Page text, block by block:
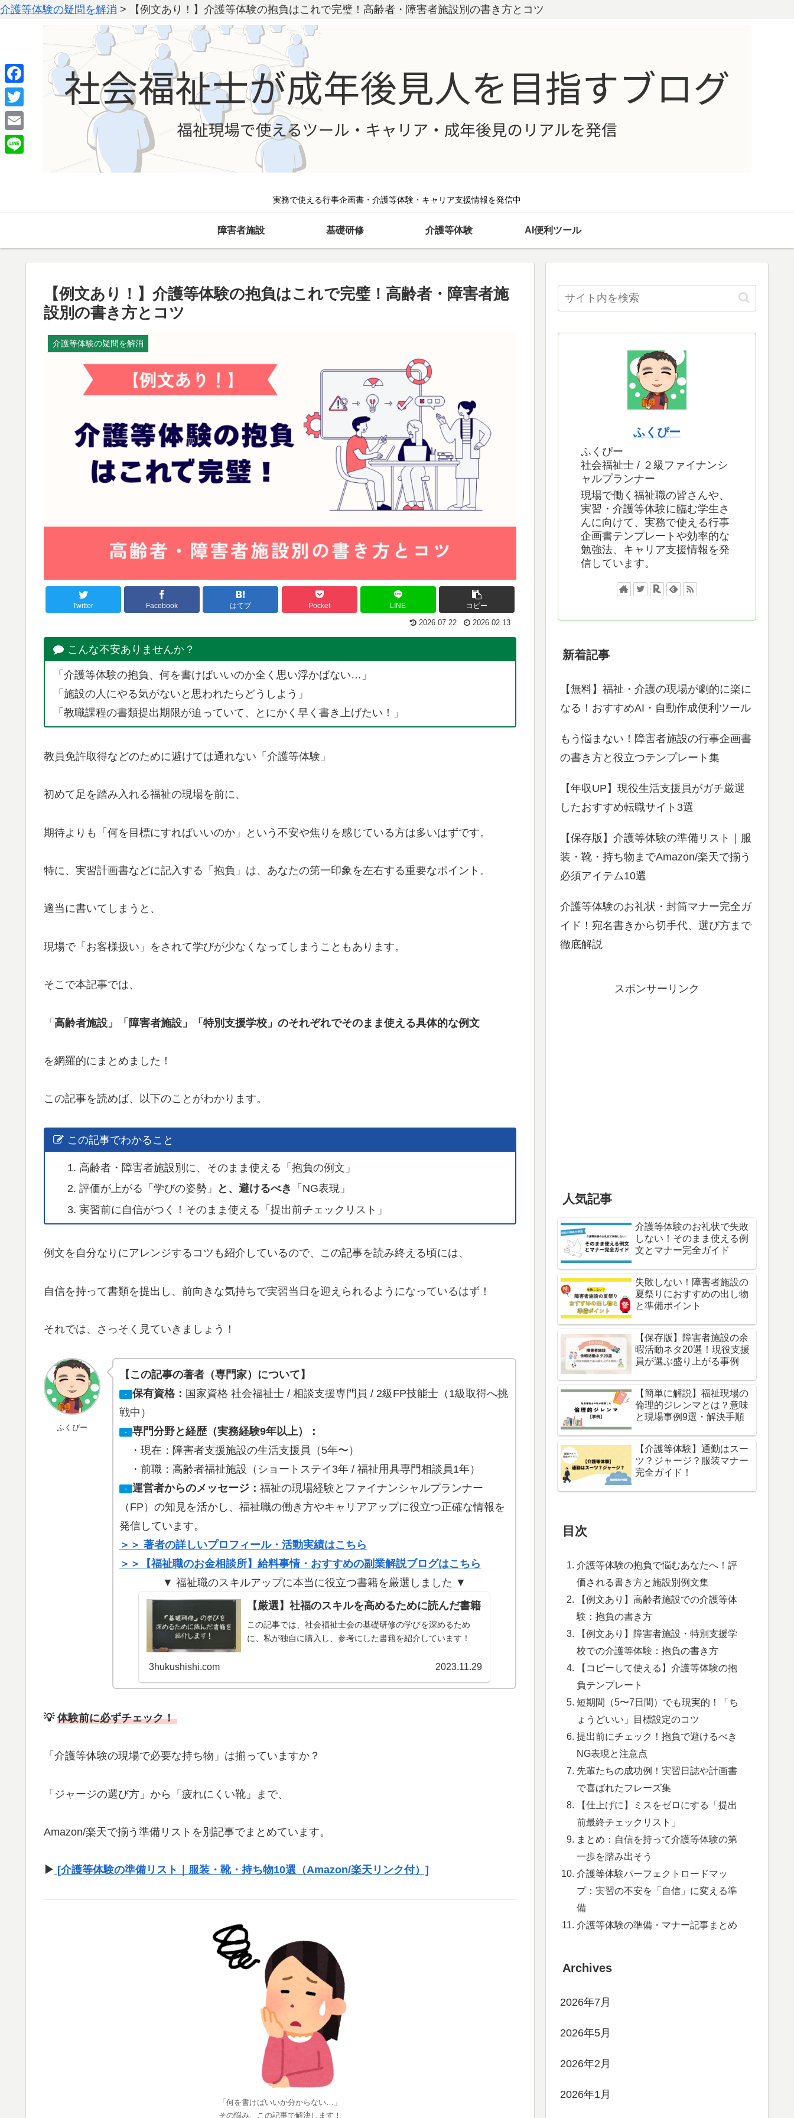
介護等体験の疑問を解消 > 【例文あり！】介護等体験の抱負はこれで完璧！高齢者・障害者施設別の書き方とコツ
実務で使える行事企画書・介護等体験・キャリア支援情報を発信中
障害者施設 基礎研修 介護等体験 AI便利ツール
【例文あり！】介護等体験の抱負はこれで完璧！高齢者・障害者施
設別の書き方とコツ
介護等体験の疑問を解消
Twitter Facebook はてブ Pocket LINE コピー
2026.07.22 2026.02.13
こんな不安ありませんか？
「介護等体験の抱負、何を書けばいいのか全く思い浮かばない…」
「施設の人にやる気がないと思われたらどうしよう」
「教職課程の書類提出期限が迫っていて、とにかく早く書き上げたい！」
教員免許取得などのために避けては通れない「介護等体験」
初めて足を踏み入れる福祉の現場を前に、
期待よりも「何を目標にすればいいのか」という不安や焦りを感じている方は多いはずです。
特に、実習計画書などに記入する「抱負」は、あなたの第一印象を左右する重要なポイント。
適当に書いてしまうと、
現場で「お客様扱い」をされて学びが少なくなってしまうこともあります。
そこで本記事では、
「 高齢者施設」「障害者施設」「特別支援学校」のそれぞれでそのまま使える具体的な例文
を網羅的にまとめました！
この記事を読めば、以下のことがわかります。
この記事でわかること
高齢者・障害者施設別に、そのまま使える「抱負の例文」
評価が上がる「学びの姿勢」
と、避けるべき
「NG表現」
実習前に自信がつく！そのまま使える「提出前チェックリスト」
例文を自分なりにアレンジするコツも紹介しているので、この記事を読み終える頃には、
自信を持って書類を提出し、前向きな気持ちで実習当日を迎えられるようになっているはず！
それでは、さっそく見ていきましょう！
ふくぴー
【この記事の著者（専門家）について】
・ 保有資格： 国家資格 社会福祉士 / 相談支援専門員 / 2級FP技能士（1級取得へ挑
戦中）
・
専門分野と経歴（実務経験9年以上）：
・現在：障害者支援施設の生活支援員（5年〜）
・前職：高齢者福祉施設（ショートステイ3年 / 福祉用具専門相談員1年）
・ 運営者からのメッセージ： 福祉の現場経験とファイナンシャルプランナー
（FP）の知見を活かし、福祉職の働き方やキャリアアップに役立つ正確な情報を
発信しています。
＞＞ 著者の詳しいプロフィール・活動実績はこちら
＞＞【福祉職のお金相談所】給料事情・おすすめの副業解説ブログはこちら
▼ 福祉職のスキルアップに本当に役立つ書籍を厳選しました ▼
【厳選】社福のスキルを高めるために読んだ書籍
この記事では、社会福祉士会の基礎研修の学びを深めるため
に、私が独自に購入し、参考にした書籍を紹介しています！
3hukushishi.com 2023.11.29
💡 体験前に必ずチェック！
「介護等体験の現場で必要な持ち物」は揃っていますか？
「ジャージの選び方」から「疲れにくい靴」まで、
Amazon/楽天で揃う準備リストを別記事でまとめています。
▶ [介護等体験の準備リスト｜服装・靴・持ち物10選（Amazon/楽天リンク付）]
「何を書けばいいか分からない…」
その悩み、この記事で解決します！
ふくぴー
ふくぴー
社会福祉士 / ２級ファイナンシ
ャルプランナー
現場で働く福祉職の皆さんや、
実習・介護等体験に臨む学生さ
んに向けて、実務で使える行事
企画書テンプレートや効率的な
勉強法、キャリア支援情報を発
信しています。
新着記事
【無料】福祉・介護の現場が劇的に楽に
なる！おすすめAI・自動作成便利ツール
もう悩まない！障害者施設の行事企画書
の書き方と役立つテンプレート集
【年収UP】現役生活支援員がガチ厳選
したおすすめ転職サイト3選
【保存版】介護等体験の準備リスト｜服
装・靴・持ち物までAmazon/楽天で揃う
必須アイテム10選
介護等体験のお礼状・封筒マナー完全ガ
イド！宛名書きから切手代、選び方まで
徹底解説
スポンサーリンク
人気記事
介護等体験のお礼状で失敗
しない！そのまま使える例
文とマナー完全ガイド
失敗しない！障害者施設の
夏祭りにおすすめの出し物
と準備ポイント
【保存版】障害者施設の余
暇活動ネタ20選！現役支援
員が選ぶ盛り上がる事例
【簡単に解説】福祉現場の
倫理的ジレンマとは？意味
と現場事例9選・解決手順
【介護等体験】通勤はスー
ツ？ジャージ？服装マナー
完全ガイド！
目次
介護等体験の抱負で悩むあなたへ！評
価される書き方と施設別例文集
【例文あり】高齢者施設での介護等体
験：抱負の書き方
【例文あり】障害者施設・特別支援学
校での介護等体験：抱負の書き方
【コピーして使える】介護等体験の抱
負テンプレート
短期間（5〜7日間）でも現実的！「ち
ょうどいい」目標設定のコツ
提出前にチェック！抱負で避けるべき
NG表現と注意点
先輩たちの成功例！実習日誌や計画書
で喜ばれたフレーズ集
【仕上げに】ミスをゼロにする「提出
前最終チェックリスト」
まとめ：自信を持って介護等体験の第
一歩を踏み出そう
介護等体験パーフェクトロードマッ
プ：実習の不安を「自信」に変える準
備
介護等体験の準備・マナー記事まとめ
Archives
2026年7月
2026年5月
2026年2月
2026年1月
F
a
c
e
T
w
i
E